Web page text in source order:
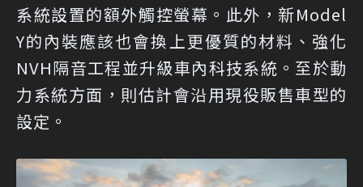
系統設置的額外觸控螢幕。此外，新Model
Y的內裝應該也會換上更優質的材料、強化
NVH隔音工程並升級車內科技系統。至於動
力系統方面，則估計會沿用現役販售車型的
設定。